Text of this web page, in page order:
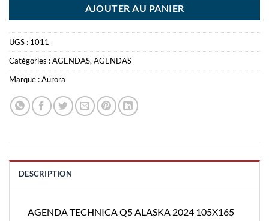
AJOUTER AU PANIER
UGS : 1011
Catégories :AGENDAS,AGENDAS
Marque :Aurora
DESCRIPTION
AGENDA TECHNICA Q5 ALASKA 2024 105X165